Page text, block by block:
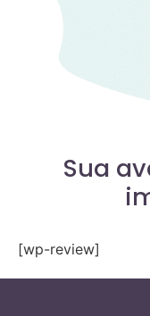
Sua
[wp-review]